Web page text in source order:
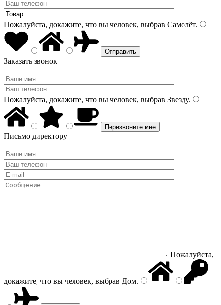
Пожалуйста, докажите, что вы человек, выбрав Самолёт.
Заказать звонок
Пожалуйста, докажите, что вы человек, выбрав Звезду.
Письмо директору
Пожалуйста,
докажите, что вы человек, выбрав Дом.